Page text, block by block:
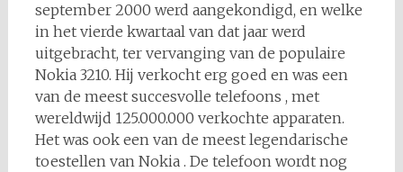
september 2000 werd aangekondigd, en welke
in het vierde kwartaal van dat jaar werd
uitgebracht, ter vervanging van de populaire
Nokia 3210. Hij verkocht erg goed en was een
van de meest succesvolle telefoons , met
wereldwijd 125.000.000 verkochte apparaten.
Het was ook een van de meest legendarische
toestellen van Nokia . De telefoon wordt nog